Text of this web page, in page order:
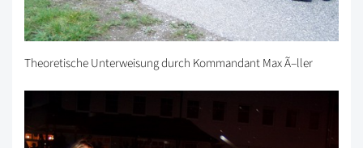
Theoretische Unterweisung durch Kommandant Max Ã–ller